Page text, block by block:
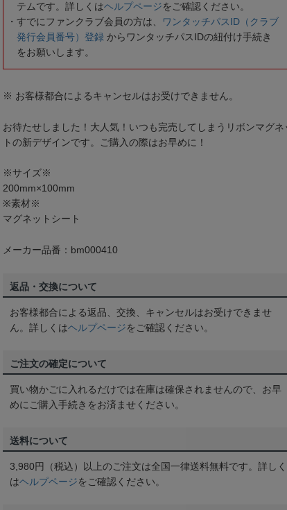
テムです。詳しくはヘルプページをご確認ください。
すでにファンクラブ会員の方は、
ワンタッチパスID（クラブ
発行会員番号）登録 からワンタッチパスIDの紐付け手続き
をお願いします。
※ お客様都合によるキャンセルはお受けできません。
お待たせしました！大人気！いつも完売してしまうリボンマグネ
トの新デザインです。ご購入の際はお早めに！
※サイズ※
200mm×100mm
※素材※
マグネットシート
メーカー品番：bm000410
返品・交換について
お客様都合による返品、交換、キャンセルはお受けできませ
ん。詳しくはヘルプページをご確認ください。
ご注文の確定について
買い物かごに入れるだけでは在庫は確保されませんので、お早
めにご購入手続きをお済ませください。
送料について
3,980円（税込）以上のご注文は全国一律送料無料です。詳しく
はヘルプページをご確認ください。